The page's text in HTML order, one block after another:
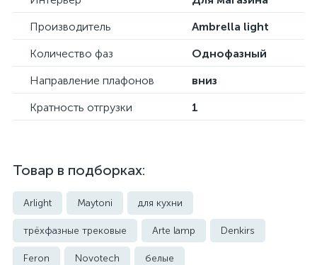
Производитель
Ambrella light
Количество фаз
Однофазный
Направление плафонов
вниз
Кратность отгрузки
1
Товар в подборках:
Arlight Maytoni для кухни
трёхфазные трековые Arte lamp Denkirs
Feron Novotech белые